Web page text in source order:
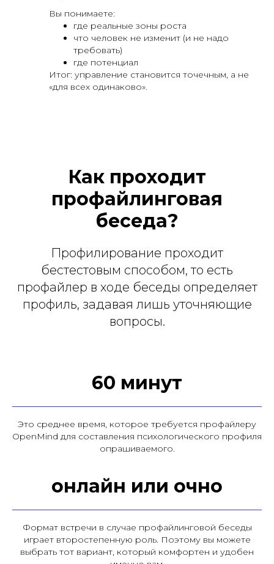
Вы понимаете:
где реальные зоны роста
что человек не изменит (и не надо
требовать)
где потенциал
Итог: управление становится точечным, а не
«для всех одинаково».
Как проходит
профайлинговая
беседа?
Профилирование проходит
бестестовым способом, то есть
профайлер в ходе беседы определяет
профиль, задавая лишь уточняющие
вопросы.
60 минут
Это среднее время, которое требуется профайлеру
OpenMind для составления психологического профиля
опрашиваемого.
онлайн или очно
Формат встречи в случае профайлинговой беседы
играет второстепенную роль. Поэтому вы можете
выбрать тот вариант, который комфортен и удобен